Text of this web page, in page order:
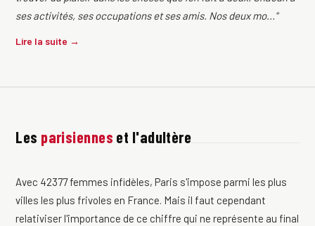
ses activités, ses occupations et ses amis. Nos deux mo..."
Lire la suite →
Les parisiennes et l'adultère
Avec 42377 femmes infidèles, Paris s'impose parmi les plus
villes les plus frivoles en France. Mais il faut cependant
relativiser l'importance de ce chiffre qui ne représente au final